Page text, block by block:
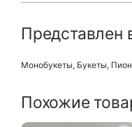
Представлен
Монобукеты, Букеты,
Похожие